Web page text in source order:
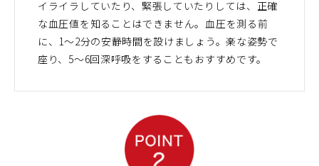
イライラしていたり、緊張していたりしては、正確
な血圧値を知ることはできません。血圧を測る前
に、1～2分の安静時間を設けましょう。楽な姿勢で
座り、5～6回深呼吸をすることもおすすめです。